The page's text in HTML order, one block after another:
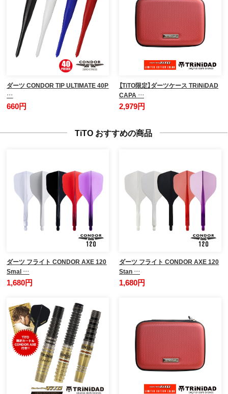
ダーツ CONDOR TIP ULTIMATE 40P
…
660円
【TiTO限定】ダーツケース TRiNiDAD
CAPA …
2,979円
TiTO おすすめの商品
ダーツ フライト CONDOR AXE 120
Smal …
1,680円
ダーツ フライト CONDOR AXE 120
Stan …
1,680円